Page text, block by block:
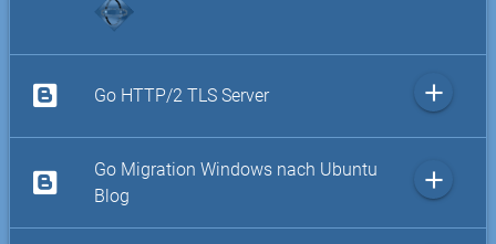
Go HTTP/2 TLS Server add
Go Migration Windows nach Ubuntu
Blog
add